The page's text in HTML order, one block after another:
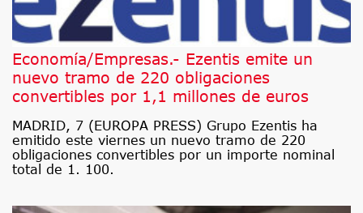
Economía/Empresas.- Ezentis emite un
nuevo tramo de 220 obligaciones
convertibles por 1,1 millones de euros
MADRID, 7 (EUROPA PRESS) Grupo Ezentis ha
emitido este viernes un nuevo tramo de 220
obligaciones convertibles por un importe nominal
total de 1. 100.